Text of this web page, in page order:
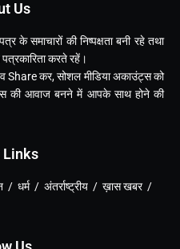
Us
समाचारों की निष्पक्षता बनी रहे तथा
करते रहें।
Share कर, सोशल मीडिया अकाउंट्स को
की आवाज बनने में आपके साथ होने की
Links
धर्म / अंतर्राष्ट्रीय / ख़ास खबर /